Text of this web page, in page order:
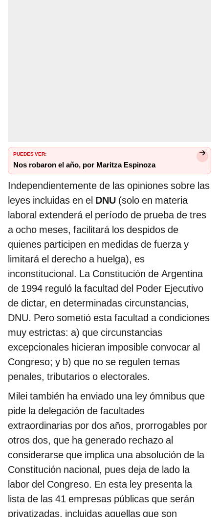
PUEDES VER:
Nos robaron el año, por Maritza Espinoza
Independientemente de las opiniones sobre las
leyes incluidas en el DNU (solo en materia
laboral extenderá el período de prueba de tres
a ocho meses, facilitará los despidos de
quienes participen en medidas de fuerza y
limitará el derecho a huelga), es
inconstitucional. La Constitución de Argentina
de 1994 reguló la facultad del Poder Ejecutivo
de dictar, en determinadas circunstancias,
DNU. Pero sometió esta facultad a condiciones
muy estrictas: a) que circunstancias
excepcionales hicieran imposible convocar al
Congreso; y b) que no se regulen temas
penales, tributarios o electorales.
Milei también ha enviado una ley ómnibus que
pide la delegación de facultades
extraordinarias por dos años, prorrogables por
otros dos, que ha generado rechazo al
considerarse que implica una absolución de la
Constitución nacional, pues deja de lado la
labor del Congreso. En esta ley presenta la
lista de las 41 empresas públicas que serán
privatizadas, incluidas aquellas que son